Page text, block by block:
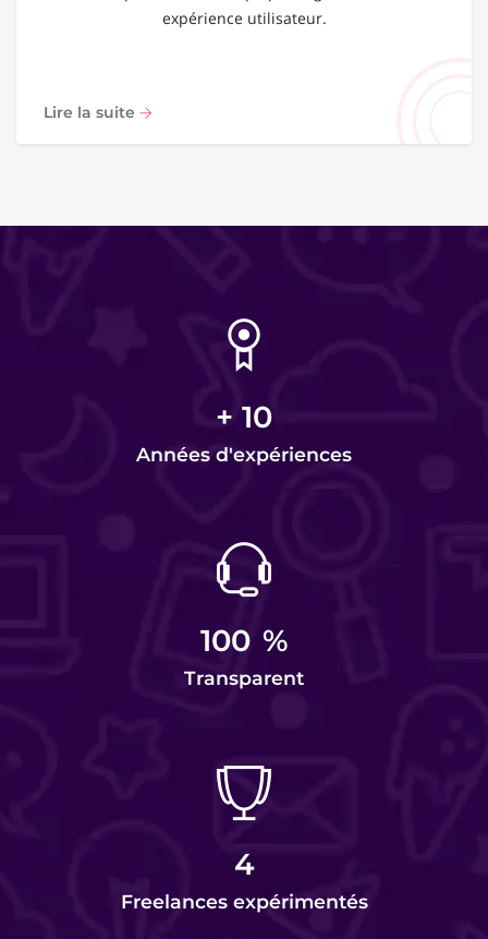
expérience utilisateur.
Lire la suite
+ 10
Années d'expériences
100 %
Transparent
4
Freelances expérimentés